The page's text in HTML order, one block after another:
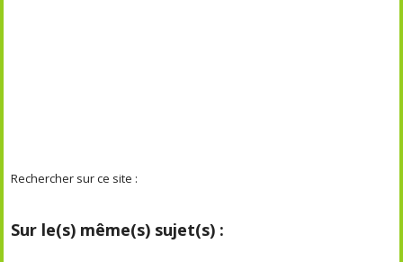
Rechercher sur ce site :
Sur le(s) même(s) sujet(s) :